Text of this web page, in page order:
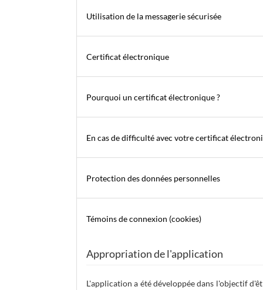
Utilisation de la messagerie sécurisée
Certificat électronique
Pourquoi un certificat électronique ?
En cas de difficulté avec votre certificat
Protection des données personnelles
Témoins de connexion (cookies)
Appropriation de l'application
L'application a été développée dans l'objectif